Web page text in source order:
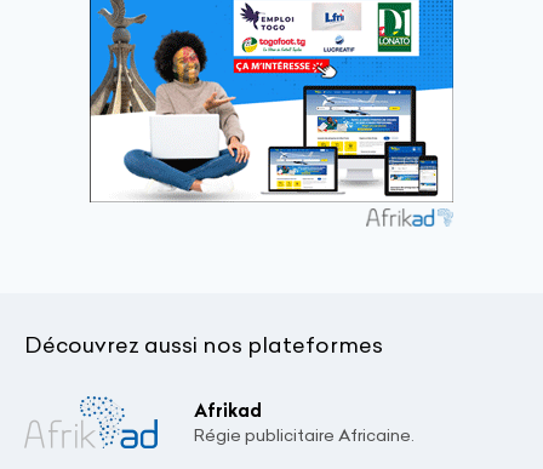
Découvrez aussi nos plateformes
Afrikad
Régie publicitaire Africaine.